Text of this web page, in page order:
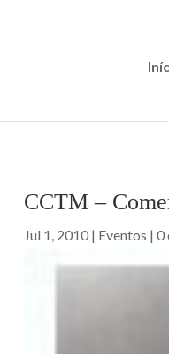
CCTM –
Jul 1, 2010| Eventos | 0